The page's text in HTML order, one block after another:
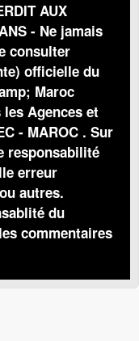
AUX
- Ne jamais
consulter
officielle du
Maroc
Agences et
- MAROC . Sur
responsabilité
erreur
autres.
du
commentaires